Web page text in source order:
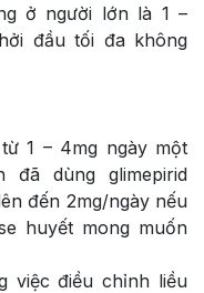
ở người lớn là 1 –
đầu tối đa không
1 – 4mg ngày một
đã dùng glimepirid
đến 2mg/ngày nếu
huyết mong muốn
việc điều chỉnh liều